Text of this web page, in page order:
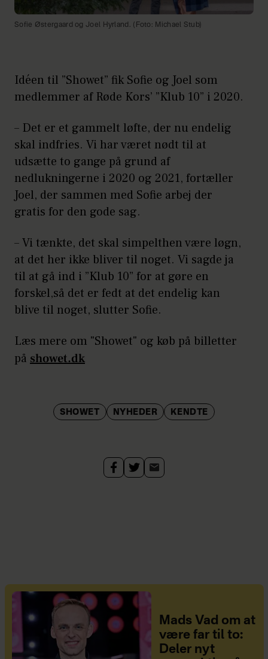
Sofie Østergaard og Joel Hyrland. (Foto: Michael Stub)
Idéen til ”Showet” fik Sofie og Joel som
medlemmer af Røde Kors’ ”Klub 10” i 2020.
– Det er et gammelt løfte, der nu endelig
skal indfries. Vi har været nødt til at
udsætte to gange på grund af
nedlukningerne i 2020 og 2021, fortæller
Joel, der sammen med Sofie arbej der
gratis for den gode sag.
– Vi tænkte, det skal simpelthen være løgn,
at det her ikke bliver til noget. Vi sagde ja
til at gå ind i ”Klub 10” for at gøre en
forskel,så det er fedt at det endelig kan
blive til noget, slutter Sofie.
Læs mere om "Showet" og køb på billetter
på showet.dk
SHOWET NYHEDER KENDTE
Mads Vad om at
være far til to:
Deler nyt